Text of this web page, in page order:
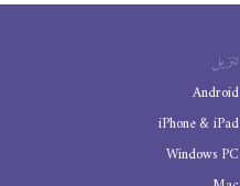
تنزيل
Android
iPhone & iPad
Windows PC